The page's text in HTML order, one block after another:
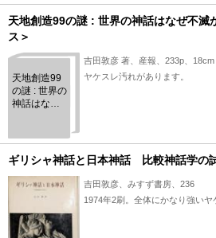
天地創造99の謎 : 世界の神話はなぜ不滅
ス＞
天地創造99
の謎 : 世界の
神話はなぜ
ックス＞
吉田敦彦 著、産報、233p、18cm
ヤケスレ汚れがあります。
ギリシャ神話と日本神話 比較神話学の
吉田敦彦、みすず書房、236
1974年2刷。全体にかなり強いヤ